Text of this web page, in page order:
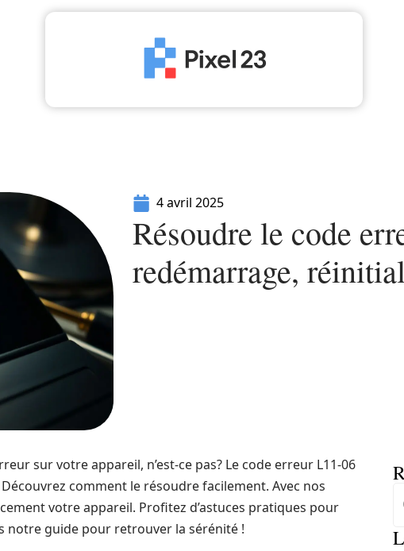
4 avril 2025
Résoudre le code
redémarrage,
sur votre appareil, n’est-ce pas? Le code erreur L11-06
comment le résoudre facilement. Avec nos
votre appareil. Profitez d’astuces pratiques pour
notre guide pour retrouver la sérénité !